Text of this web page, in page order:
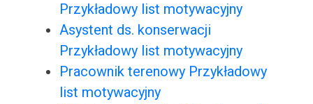
Przykładowy list motywacyjny
Asystent ds. konserwacji
Przykładowy list motywacyjny
Pracownik terenowy Przykładowy
list motywacyjny